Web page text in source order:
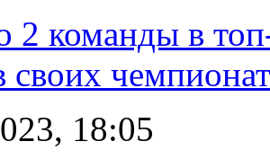
2 команды в
своих
18:05